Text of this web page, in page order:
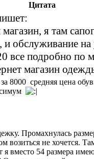
Цитата
я там
и обслуживание
все подробно по
магазин
8000 средняя цена
Промахнулась
возиться не хочется.
я вместо 54 размера